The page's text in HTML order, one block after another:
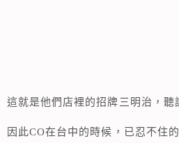
這就是他們店裡的招牌三明治，聽
因此CO在台中的時候，已忍不住